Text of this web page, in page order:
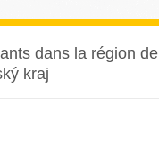
dans la région de
kraj